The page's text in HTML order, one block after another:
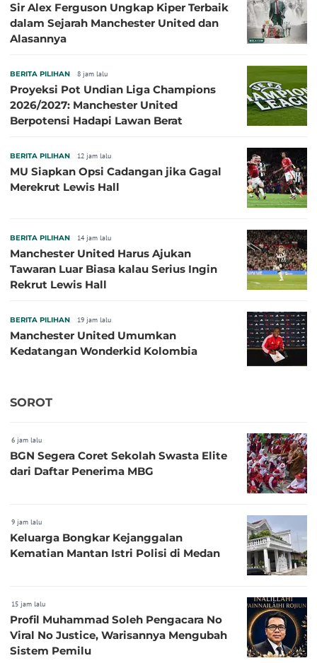
Sir Alex Ferguson Ungkap Kiper Terbaik
dalam Sejarah Manchester United dan
Alasannya
BERITA PILIHAN 8 jam lalu
Proyeksi Pot Undian Liga Champions
2026/2027: Manchester United
Berpotensi Hadapi Lawan Berat
BERITA PILIHAN 12 jam lalu
MU Siapkan Opsi Cadangan jika Gagal
Merekrut Lewis Hall
BERITA PILIHAN 14 jam lalu
Manchester United Harus Ajukan
Tawaran Luar Biasa kalau Serius Ingin
Rekrut Lewis Hall
BERITA PILIHAN 19 jam lalu
Manchester United Umumkan
Kedatangan Wonderkid Kolombia
SOROT
6 jam lalu
BGN Segera Coret Sekolah Swasta Elite
dari Daftar Penerima MBG
9 jam lalu
Keluarga Bongkar Kejanggalan
Kematian Mantan Istri Polisi di Medan
15 jam lalu
Profil Muhammad Soleh Pengacara No
Viral No Justice, Warisannya Mengubah
Sistem Pemilu